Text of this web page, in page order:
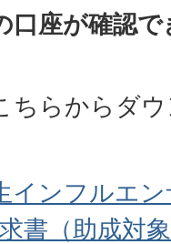
口座が確認
ちらからダ
インフルエ
書（助成対